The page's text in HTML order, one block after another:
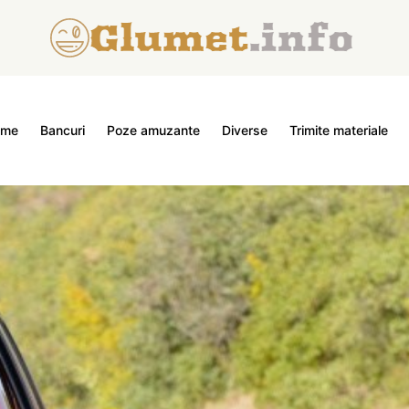
Bancuri Poze amuzante Diverse Trimite materiale